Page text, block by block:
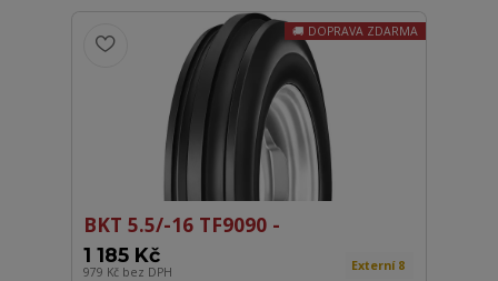
DOPRAVA ZDARMA
BKT 5.5/-16 TF9090 -
1 185 Kč
979 Kč bez DPH Externí 8